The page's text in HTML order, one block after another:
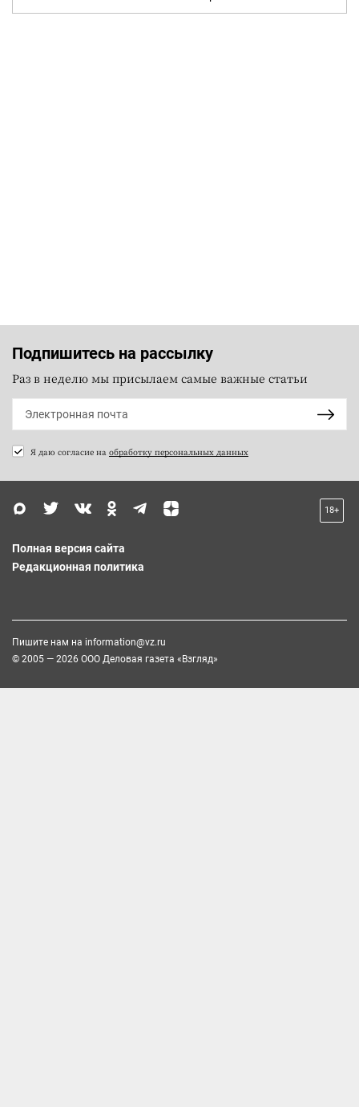
Подпишитесь на рассылку
Раз в неделю мы присылаем самые важные статьи
Я даю согласие на обработку персональных данных
18+
Полная версия сайта
Редакционная политика
Пишите нам на information@vz.ru
© 2005 — 2026 ООО Деловая газета «Взгляд»